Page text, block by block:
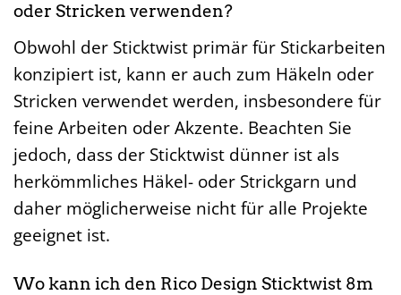
oder Stricken verwenden?
Obwohl der Sticktwist primär für Stickarbeiten
konzipiert ist, kann er auch zum Häkeln oder
Stricken verwendet werden, insbesondere für
feine Arbeiten oder Akzente. Beachten Sie
jedoch, dass der Sticktwist dünner ist als
herkömmliches Häkel- oder Strickgarn und
daher möglicherweise nicht für alle Projekte
geeignet ist.
Wo kann ich den Rico Design Sticktwist 8m